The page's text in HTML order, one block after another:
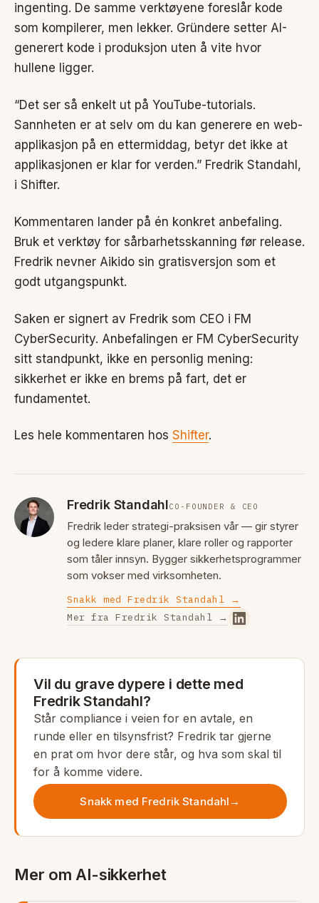
ingenting. De samme verktøyene foreslår kode
som kompilerer, men lekker. Gründere setter AI-
generert kode i produksjon uten å vite hvor
hullene ligger.
“Det ser så enkelt ut på YouTube-tutorials.
Sannheten er at selv om du kan generere en web-
applikasjon på en ettermiddag, betyr det ikke at
applikasjonen er klar for verden.” Fredrik Standahl,
i Shifter.
Kommentaren lander på én konkret anbefaling.
Bruk et verktøy for sårbarhetsskanning før release.
Fredrik nevner Aikido sin gratisversjon som et
godt utgangspunkt.
Saken er signert av Fredrik som CEO i FM
CyberSecurity. Anbefalingen er FM CyberSecurity
sitt standpunkt, ikke en personlig mening:
sikkerhet er ikke en brems på fart, det er
fundamentet.
Les hele kommentaren hos Shifter.
Fredrik StandahlCO-FOUNDER & CEO
Fredrik leder strategi-praksisen vår — gir styrer
og ledere klare planer, klare roller og rapporter
som tåler innsyn. Bygger sikkerhetsprogrammer
som vokser med virksomheten.
Snakk med Fredrik Standahl →
Mer fra Fredrik Standahl →
Vil du grave dypere i dette med
Fredrik Standahl?
Står compliance i veien for en avtale, en
runde eller en tilsynsfrist? Fredrik tar gjerne
en prat om hvor dere står, og hva som skal til
for å komme videre.
Snakk med Fredrik Standahl →
Mer om AI-sikkerhet